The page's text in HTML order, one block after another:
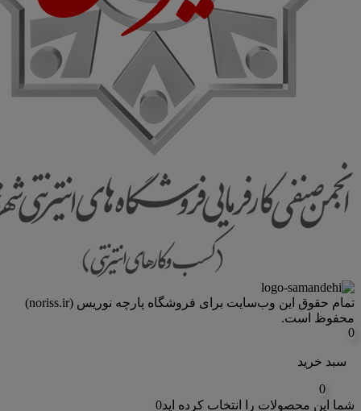
تمام حقوق اين وب‌سايت برای فروشگاه پارچه نوریس (noriss.ir)
محفوظ است.
0
سبد خرید
0
شما این محصولات را انتخاب کرده اید0